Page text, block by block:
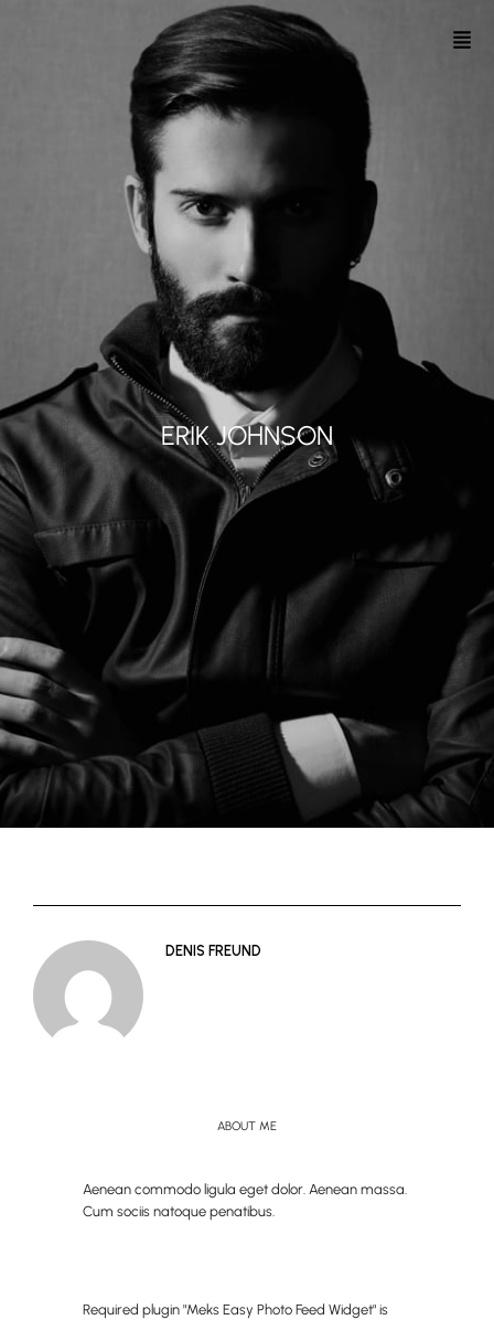
ERIK JOHNSON
DENIS FREUND
ABOUT ME
Aenean commodo ligula eget dolor. Aenean massa.
Cum sociis natoque penatibus.
Required plugin "Meks Easy Photo Feed Widget" is